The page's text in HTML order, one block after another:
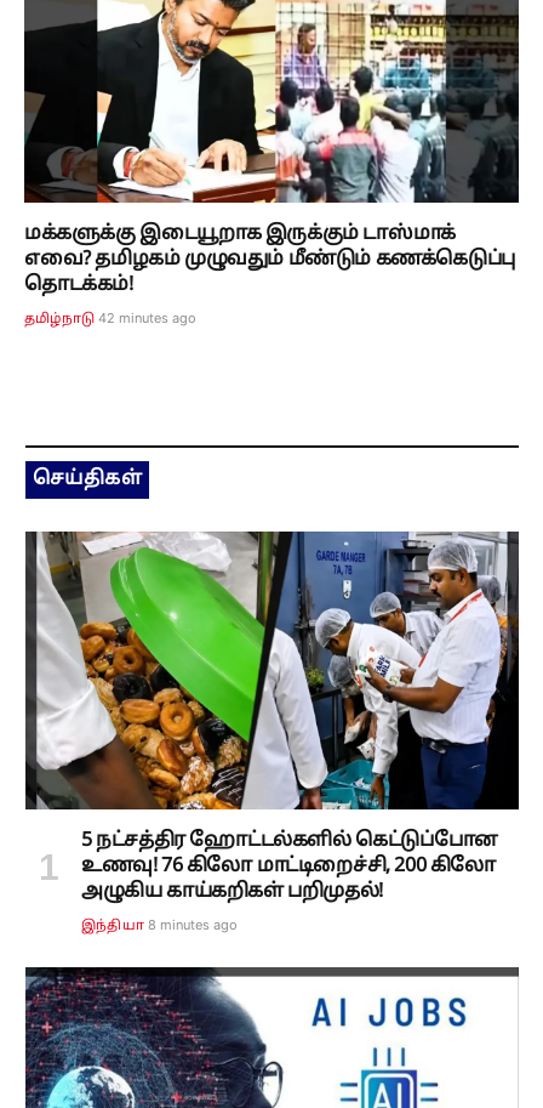
மக்களுக்கு இடையூறாக இருக்கும் டாஸ்மாக்
எவை? தமிழகம் முழுவதும் மீண்டும் கணக்கெடுப்பு
தொடக்கம்!
தமிழ்நாடு 42 minutes ago
செய்திகள்
5 நட்சத்திர ஹோட்டல்களில் கெட்டுப்போன
உணவு! 76 கிலோ மாட்டிறைச்சி, 200 கிலோ
அழுகிய காய்கறிகள் பறிமுதல்!
இந்தியா 8 minutes ago